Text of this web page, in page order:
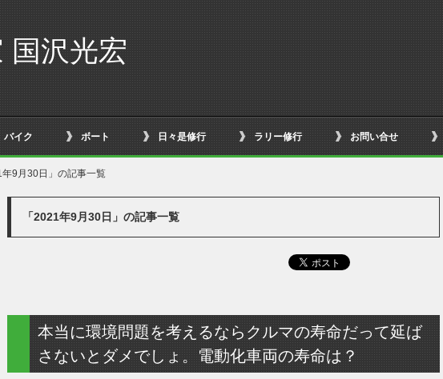
国沢光宏
バイク ボート 日々是修行 ラリー修行 お問い合せ
年9月30日」の記事一覧
「2021年9月30日」の記事一覧
本当に環境問題を考えるならクルマの寿命だって延ば
さないとダメでしょ。電動化車両の寿命は？